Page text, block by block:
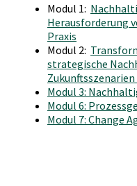
Modul 1:
Herausforderung
Praxis
Modul 2:
strategische
Modul 3:
Modul 6:
Modul 7: Change